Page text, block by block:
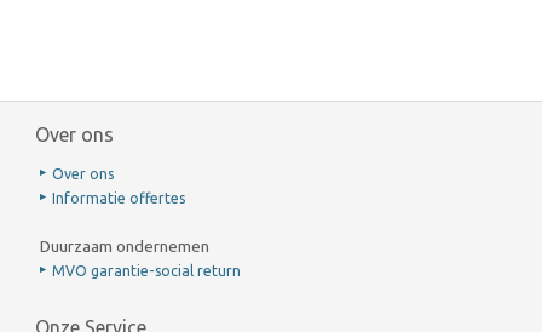
Over ons
Over ons
Informatie offertes
Duurzaam ondernemen
MVO garantie-social return
Onze Service